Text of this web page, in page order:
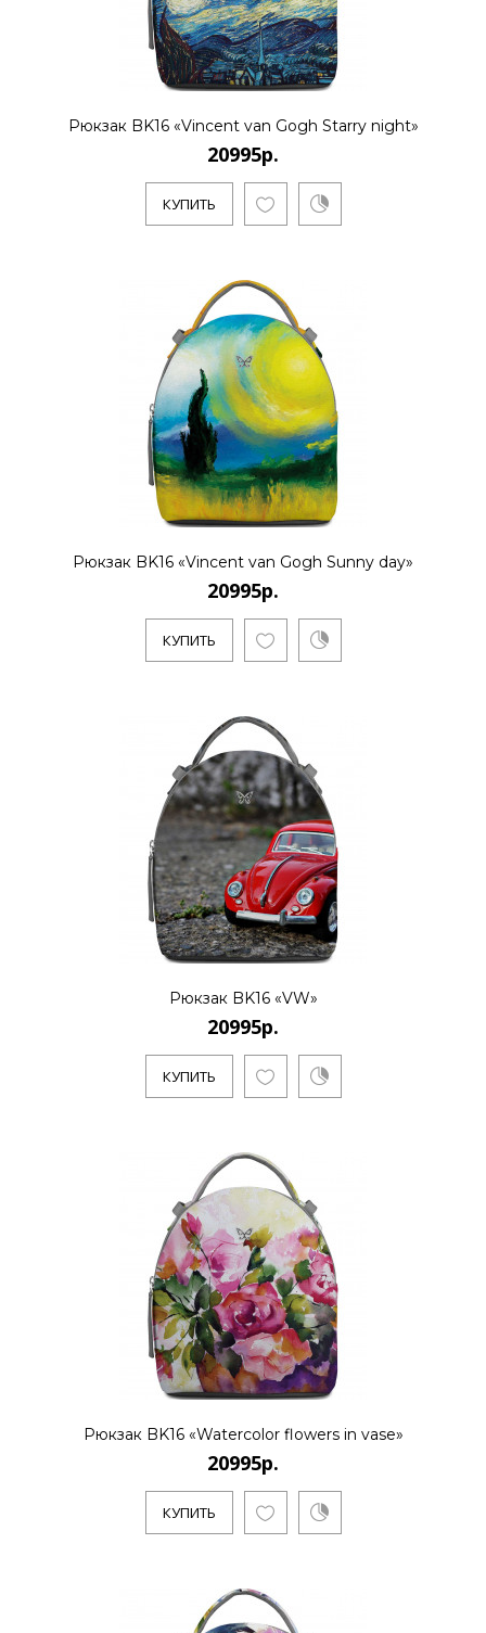
..
КУПИТЬ
20995р.
КУПИТЬ
20995р.
..
КУПИТЬ
..
КУПИТЬ
Рюкзак BK16 «Vincent van Gogh Starry night»
20995р.
КУПИТЬ
Рюкзак BK16 «Vincent van Gogh Sunny day»
20995р.
КУПИТЬ
Рюкзак BK16 «VW»
20995р.
КУПИТЬ
Рюкзак BK16 «Watercolor flowers in vase»
20995р.
КУПИТЬ